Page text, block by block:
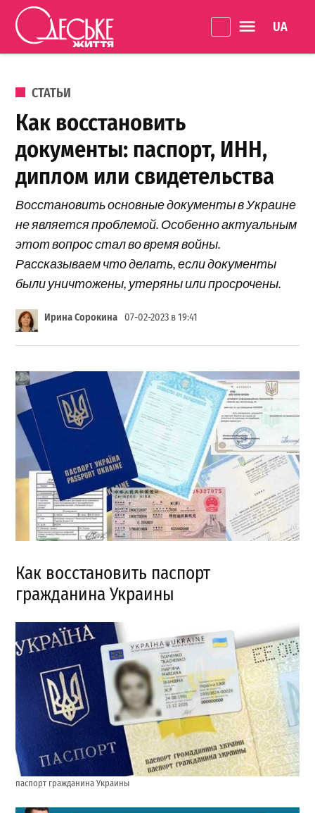
Перейти к содержанию
життя
ОПУБЛИКОВАНО В
СТАТЬИ
Как восстановить
документы: паспорт, ИНН,
диплом или свидетельства
Восстановить основные документы в Украине
не является проблемой. Особенно актуальным
этот вопрос стал во время войны.
Рассказываем что делать, если документы
были уничтожены, утеряны или просрочены.
Ирина Сорокина 07-02-2023 в 19:41
Как восстановить паспорт
гражданина Украины
паспорт гражданина Украины